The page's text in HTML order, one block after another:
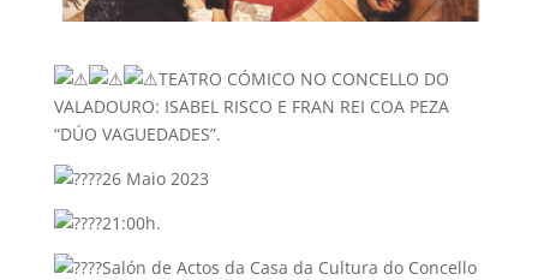
TEATRO CÓMICO NO CONCELLO DO
VALADOURO: ISABEL RISCO E FRAN REI COA PEZA
“DÚO VAGUEDADES”.
26 Maio 2023
21:00h.
Salón de Actos da Casa da Cultura do Concello